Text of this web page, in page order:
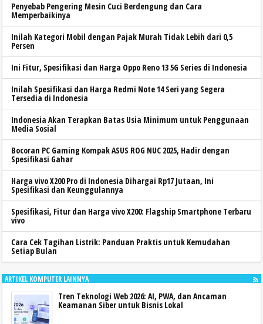
Penyebab Pengering Mesin Cuci Berdengung dan Cara
Memperbaikinya
Inilah Kategori Mobil dengan Pajak Murah Tidak Lebih dari 0,5
Persen
Ini Fitur, Spesifikasi dan Harga Oppo Reno 13 5G Series di Indonesia
Inilah Spesifikasi dan Harga Redmi Note 14 Seri yang Segera
Tersedia di Indonesia
Indonesia Akan Terapkan Batas Usia Minimum untuk Penggunaan
Media Sosial
Bocoran PC Gaming Kompak ASUS ROG NUC 2025, Hadir dengan
Spesifikasi Gahar
Harga vivo X200 Pro di Indonesia Dihargai Rp17 Jutaan, Ini
Spesifikasi dan Keunggulannya
Spesifikasi, Fitur dan Harga vivo X200: Flagship Smartphone Terbaru
vivo
Cara Cek Tagihan Listrik: Panduan Praktis untuk Kemudahan
Setiap Bulan
ARTIKEL KOMPUTER LAINNYA
Tren Teknologi Web 2026: AI, PWA, dan Ancaman
Keamanan Siber untuk Bisnis Lokal